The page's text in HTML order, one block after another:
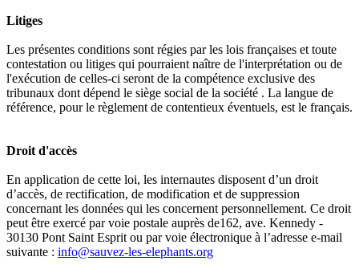
Litiges
Les présentes conditions sont régies par les lois françaises et toute
contestation ou litiges qui pourraient naître de l'interprétation ou de
l'exécution de celles-ci seront de la compétence exclusive des
tribunaux dont dépend le siège social de la société . La langue de
référence, pour le règlement de contentieux éventuels, est le français.
Droit d'accès
En application de cette loi, les internautes disposent d’un droit
d’accès, de rectification, de modification et de suppression
concernant les données qui les concernent personnellement. Ce droit
peut être exercé par voie postale auprès de162, ave. Kennedy -
30130 Pont Saint Esprit ou par voie électronique à l’adresse e-mail
suivante : info@sauvez-les-elephants.org